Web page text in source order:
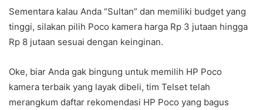
Sementara kalau Anda “Sultan” dan memiliki budget yang
tinggi, silakan pilih Poco kamera harga Rp 3 jutaan hingga
Rp 8 jutaan sesuai dengan keinginan.
Oke, biar Anda gak bingung untuk memilih HP Poco
kamera terbaik yang layak dibeli, tim Telset telah
merangkum daftar rekomendasi HP Poco yang bagus